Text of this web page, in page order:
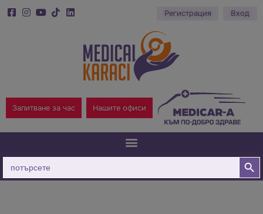
Регистрация Вход
Запитване за час Нашите офиси
Търсене
за:
Бутон